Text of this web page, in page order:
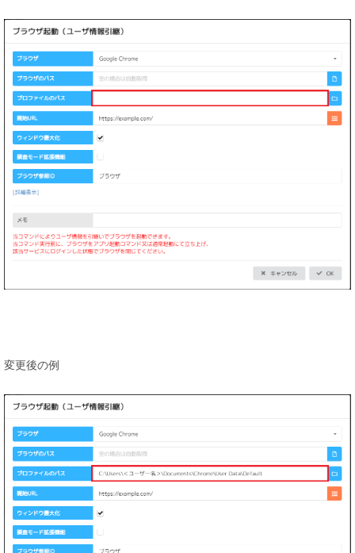
変更後の例